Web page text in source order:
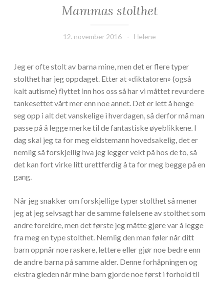
Mammas stolthet
12. november 2016 Helene
Jeg er ofte stolt av barna mine, men det er flere typer
stolthet har jeg oppdaget. Etter at «diktatoren» (også
kalt autisme) flyttet inn hos oss så har vi måttet revurdere
tankesettet vårt mer enn noe annet. Det er lett å henge
seg opp i alt det vanskelige i hverdagen, så derfor må man
passe på å legge merke til de fantastiske øyeblikkene. I
dag skal jeg ta for meg eldstemann hovedsakelig, det er
nemlig så forskjellig hva jeg legger vekt på hos de to, så
det kan fort virke litt urettferdig å ta for meg begge på en
gang.
Når jeg snakker om forskjellige typer stolthet så mener
jeg at jeg selvsagt har de samme følelsene av stolthet som
andre foreldre, men det første jeg måtte gjøre var å legge
fra meg en type stolthet. Nemlig den man føler når ditt
barn oppnår noe raskere, lettere eller gjør noe bedre enn
de andre barna på samme alder. Denne forhåpningen og
ekstra gleden når mine barn gjorde noe først i forhold til